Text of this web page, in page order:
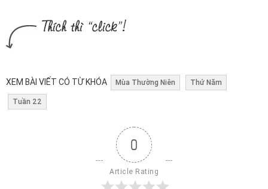
XEM BÀI VIẾT CÓ TỪ KHÓA Mùa Thường Niên Thứ Năm
Tuần 22
0
Article Rating